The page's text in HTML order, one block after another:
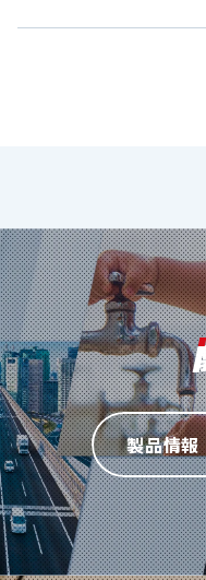
製品情報